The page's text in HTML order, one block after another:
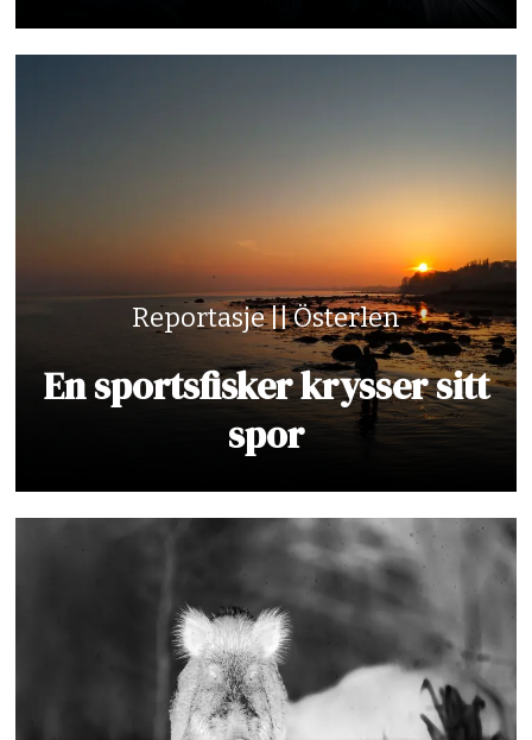
Reportasje || Österlen
En sportsfisker krysser sitt
spor